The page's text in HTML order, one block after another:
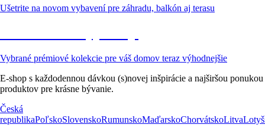
Ušetrite na novom vybavení pre záhradu, balkón aj terasu
Vybrané prémiové kolekcie pre váš domov teraz výhodnejšie
E-shop s každodennou dávkou (s)novej inšpirácie a najširšou ponukou
produktov pre krásne bývanie.
Česká
republikaPoľskoSlovenskoRumunskoMaďarskoChorvátskoLitva